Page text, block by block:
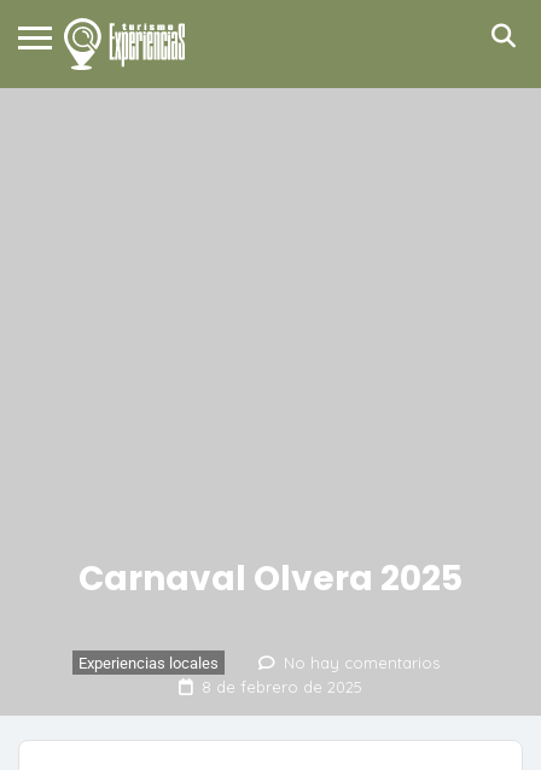
Carnaval Olvera 2025
Experiencias locales
No hay comentarios
8 de febrero de 2025